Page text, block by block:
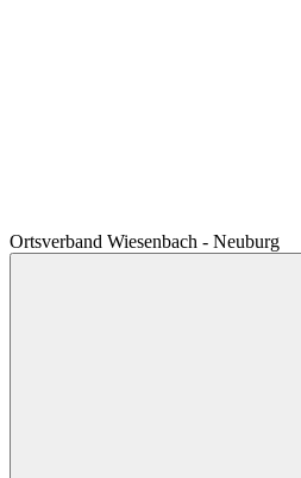
Ortsverband Wiesenbach - Neuburg